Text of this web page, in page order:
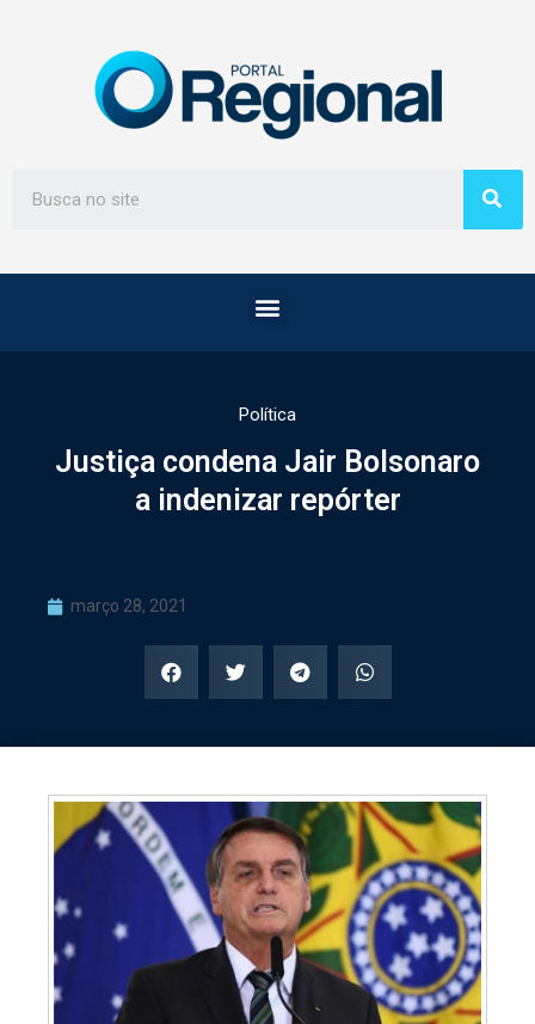
Política
Justiça condena Jair Bolsonaro
a indenizar repórter
março 28, 2021